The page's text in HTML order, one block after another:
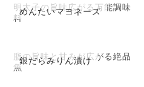
めんたいマヨネーズ
明太子の旨味広がる万能調味
料
銀だらみりん漬け
脂の旨味と甘みが広がる絶品
魚